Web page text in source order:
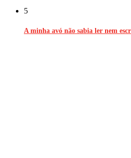
5
A minha avó não sabia ler nem